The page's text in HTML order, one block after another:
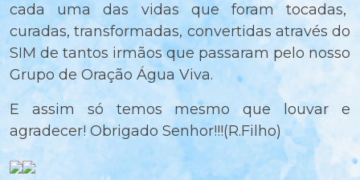
cada uma das vidas que foram tocadas,
curadas, transformadas, convertidas através do
SIM de tantos irmãos que passaram pelo nosso
Grupo de Oração Água Viva.
E assim só temos mesmo que louvar e
agradecer! Obrigado Senhor!!!(R.Filho)